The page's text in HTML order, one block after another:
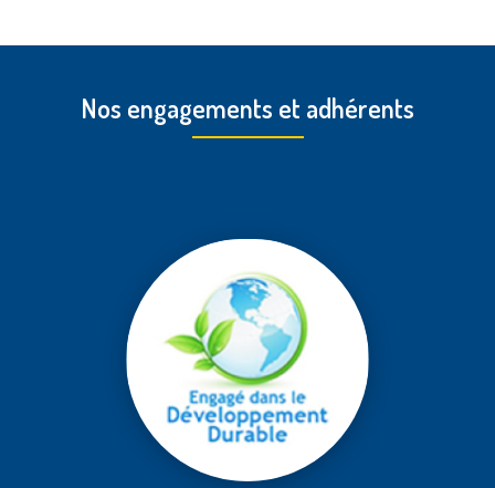
Nos engagements et adhérents